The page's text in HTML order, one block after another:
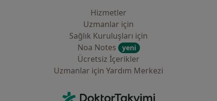
Hizmetler
Uzmanlar için
Sağlık Kuruluşları için
Noa Notes
yeni
Ücretsiz İçerikler
Uzmanlar için Yardım Merkezi
DoktorTakvimi - Ana Sayfa